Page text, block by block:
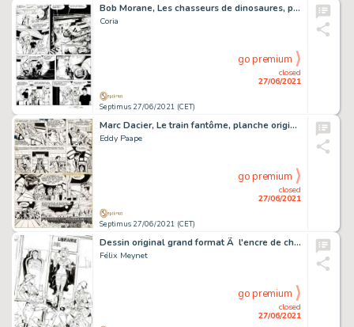
Bob Morane, Les chasseurs de dinosaures, planche originale…
Coria
Septimus 27/06/2021 (CET)
closed
27/06/2021
go premium
Marc Dacier, Le train fantôme, planche originale Ã …
Eddy Paape
Septimus 27/06/2021 (CET)
closed
27/06/2021
go premium
Dessin original grand format Ã l'encre de chine…
Félix Meynet
closed
27/06/2021
go premium